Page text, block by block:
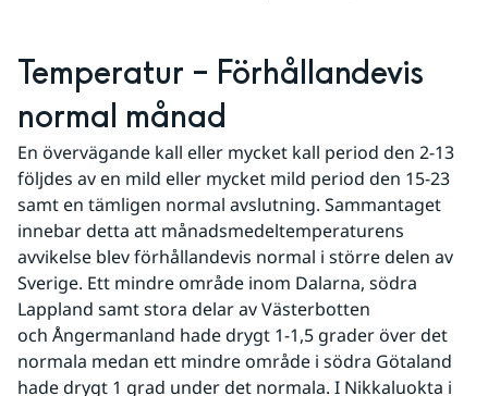
Temperatur – Förhållandevis
normal månad
En övervägande kall eller mycket kall period den 2-13
följdes av en mild eller mycket mild period den 15-23
samt en tämligen normal avslutning. Sammantaget
innebar detta att månadsmedeltemperaturens
avvikelse blev förhållandevis normal i större delen av
Sverige. Ett mindre område inom Dalarna, södra
Lappland samt stora delar av Västerbotten
och Ångermanland hade drygt 1-1,5 grader över det
normala medan ett mindre område i södra Götaland
hade drygt 1 grad under det normala. I Nikkaluokta i